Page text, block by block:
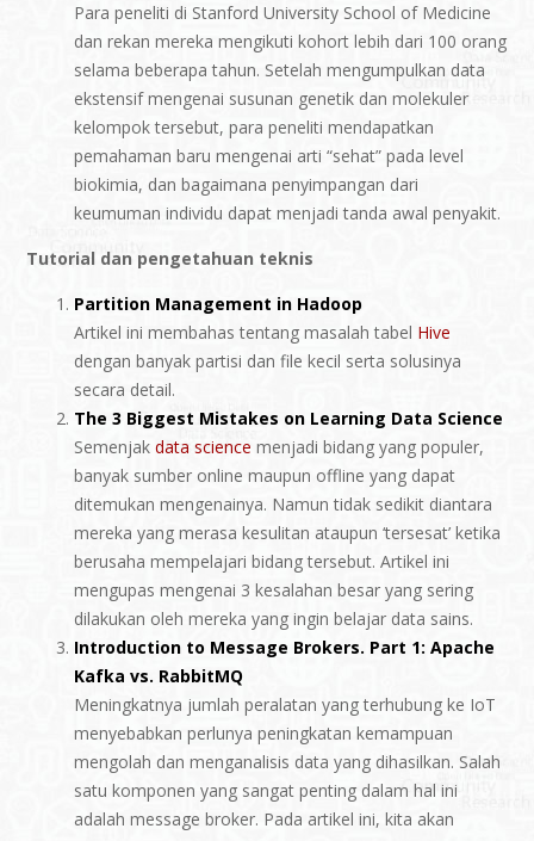
Para peneliti di Stanford University School of Medicine
dan rekan mereka mengikuti kohort lebih dari 100 orang
selama beberapa tahun. Setelah mengumpulkan data
ekstensif mengenai susunan genetik dan molekuler
kelompok tersebut, para peneliti mendapatkan
pemahaman baru mengenai arti “sehat” pada level
biokimia, dan bagaimana penyimpangan dari
keumuman individu dapat menjadi tanda awal penyakit.
Tutorial dan pengetahuan teknis
Partition Management in Hadoop
Artikel ini membahas tentang masalah tabel Hive
dengan banyak partisi dan file kecil serta solusinya
secara detail.
The 3 Biggest Mistakes on Learning Data Science
Semenjakdata science menjadi bidang yang populer,
banyak sumber online maupun offline yang dapat
ditemukan mengenainya. Namun tidak sedikit diantara
mereka yang merasa kesulitan ataupun ‘tersesat’ ketika
berusaha mempelajari bidang tersebut. Artikel ini
mengupas mengenai 3 kesalahan besar yang sering
dilakukan oleh mereka yang ingin belajar data sains.
Introduction to Message Brokers. Part 1: Apache
Kafka vs. RabbitMQ
Meningkatnya jumlah peralatan yang terhubung ke IoT
menyebabkan perlunya peningkatan kemampuan
mengolah dan menganalisis data yang dihasilkan. Salah
satu komponen yang sangat penting dalam hal ini
adalah message broker. Pada artikel ini, kita akan